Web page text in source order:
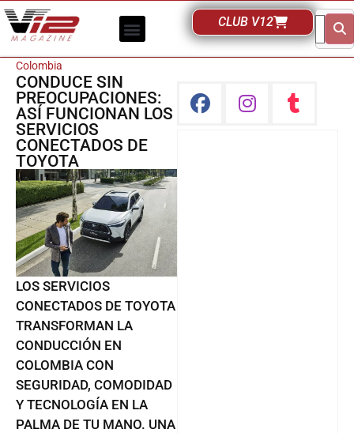
CLUB V12
Colombia
CONDUCE SIN
PREOCUPACIONES:
ASÍ FUNCIONAN LOS
SERVICIOS
CONECTADOS DE
TOYOTA
LOS SERVICIOS
CONECTADOS DE TOYOTA
TRANSFORMAN LA
CONDUCCIÓN EN
COLOMBIA CON
SEGURIDAD, COMODIDAD
Y TECNOLOGÍA EN LA
PALMA DE TU MANO. UNA